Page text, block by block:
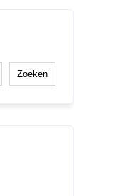
Zoeken